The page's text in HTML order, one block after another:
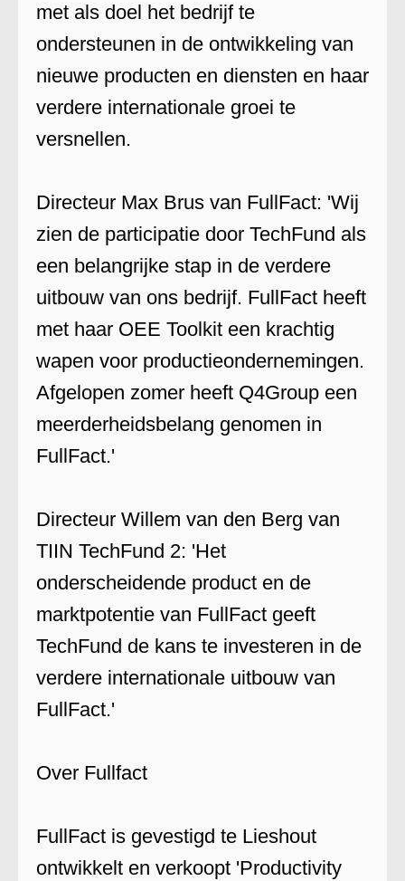
met als doel het bedrijf te
ondersteunen in de ontwikkeling van
nieuwe producten en diensten en haar
verdere internationale groei te
versnellen.
Directeur Max Brus van FullFact: 'Wij
zien de participatie door TechFund als
een belangrijke stap in de verdere
uitbouw van ons bedrijf. FullFact heeft
met haar OEE Toolkit een krachtig
wapen voor productieondernemingen.
Afgelopen zomer heeft Q4Group een
meerderheidsbelang genomen in
FullFact.'
Directeur Willem van den Berg van
TIIN TechFund 2: 'Het
onderscheidende product en de
marktpotentie van FullFact geeft
TechFund de kans te investeren in de
verdere internationale uitbouw van
FullFact.'
Over Fullfact
FullFact is gevestigd te Lieshout
ontwikkelt en verkoopt 'Productivity